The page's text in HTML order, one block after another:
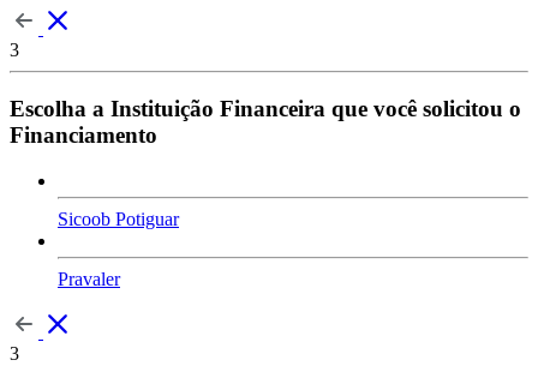
3
Escolha a Instituição Financeira que você solicitou o
Financiamento
Sicoob Potiguar
Pravaler
3